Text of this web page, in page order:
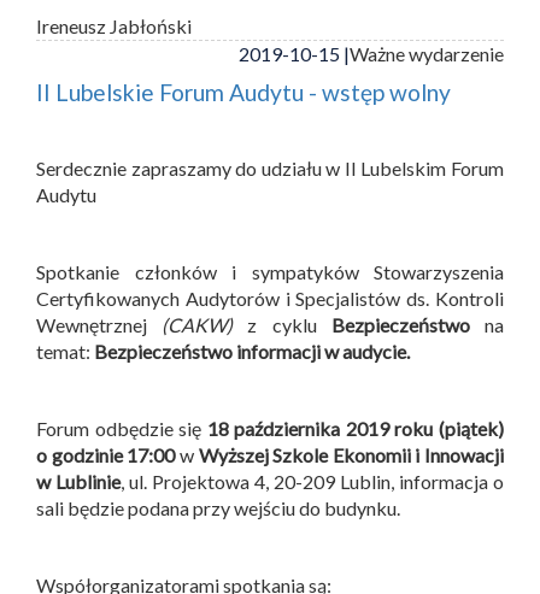
Ireneusz Jabłoński
2019-10-15 |Ważne wydarzenie
II Lubelskie Forum Audytu - wstęp wolny
Serdecznie zapraszamy do udziału w II Lubelskim Forum
Audytu
Spotkanie członków i sympatyków Stowarzyszenia
Certyfikowanych Audytorów i Specjalistów ds. Kontroli
Wewnętrznej (CAKW)z cyklu Bezpieczeństwona
temat: Bezpieczeństwo informacji w audycie.
Forum odbędzie się 18 października 2019 roku (piątek)
o godzinie 17:00w Wyższej Szkole Ekonomii i Innowacji
w Lublinie, ul. Projektowa 4, 20-209 Lublin, informacja o
sali będzie podana przy wejściu do budynku.
Współorganizatorami spotkania są: